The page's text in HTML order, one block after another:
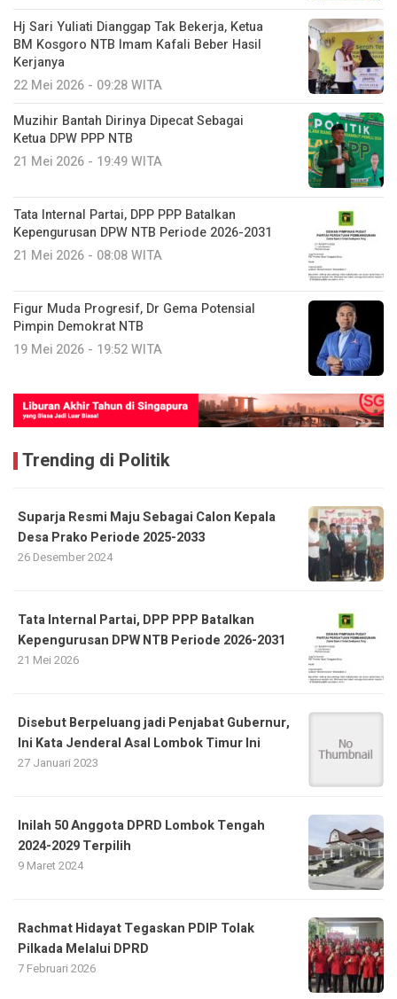
Hj Sari Yuliati Dianggap Tak Bekerja, Ketua
BM Kosgoro NTB Imam Kafali Beber Hasil
Kerjanya
22 Mei 2026 - 09:28 WITA
Muzihir Bantah Dirinya Dipecat Sebagai
Ketua DPW PPP NTB
21 Mei 2026 - 19:49 WITA
Tata Internal Partai, DPP PPP Batalkan
Kepengurusan DPW NTB Periode 2026-2031
21 Mei 2026 - 08:08 WITA
Figur Muda Progresif, Dr Gema Potensial
Pimpin Demokrat NTB
19 Mei 2026 - 19:52 WITA
Trending di Politik
Suparja Resmi Maju Sebagai Calon Kepala
Desa Prako Periode 2025-2033
26 Desember 2024
Tata Internal Partai, DPP PPP Batalkan
Kepengurusan DPW NTB Periode 2026-2031
21 Mei 2026
Disebut Berpeluang jadi Penjabat Gubernur,
Ini Kata Jenderal Asal Lombok Timur Ini
27 Januari 2023
Inilah 50 Anggota DPRD Lombok Tengah
2024-2029 Terpilih
9 Maret 2024
Rachmat Hidayat Tegaskan PDIP Tolak
Pilkada Melalui DPRD
7 Februari 2026